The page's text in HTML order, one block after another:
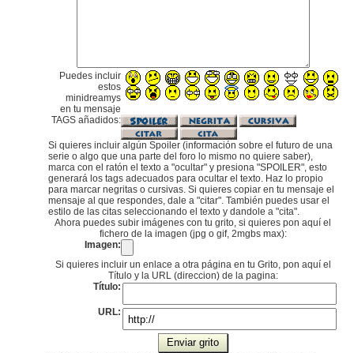
Puedes incluir
estos
minidreamys
en tu mensaje
TAGS añadidos:
Si quieres incluir algún Spoiler (información sobre el futuro de una
serie o algo que una parte del foro lo mismo no quiere saber),
marca con el ratón el texto a "ocultar" y presiona "SPOILER", esto
generará los tags adecuados para ocultar el texto. Haz lo propio
para marcar negritas o cursivas. Si quieres copiar en tu mensaje el
mensaje al que respondes, dale a "citar". También puedes usar el
estilo de las citas seleccionando el texto y dandole a "cita".
Ahora puedes subir imágenes con tu grito, si quieres pon aquí el
fichero de la imagen (jpg o gif, 2mgbs max):
Imagen:
Si quieres incluir un enlace a otra página en tu Grito, pon aquí el
Título y la URL (direccion) de la pagina:
Título:
URL: